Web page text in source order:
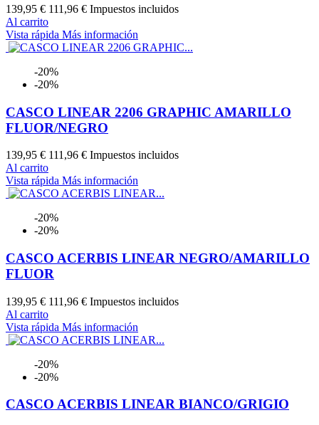
139,95 € 111,96 € Impuestos incluidos
Al carrito
Vista rápida Más información
-20%
-20%
CASCO LINEAR 2206 GRAPHIC AMARILLO
FLUOR/NEGRO
139,95 € 111,96 € Impuestos incluidos
Al carrito
Vista rápida Más información
-20%
-20%
CASCO ACERBIS LINEAR NEGRO/AMARILLO
FLUOR
139,95 € 111,96 € Impuestos incluidos
Al carrito
Vista rápida Más información
-20%
-20%
CASCO ACERBIS LINEAR BIANCO/GRIGIO